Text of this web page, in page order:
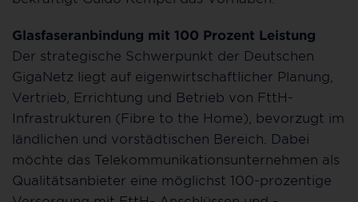
Glasfaseranbindung mit 100 Prozent Leistung
Der strategische Schwerpunkt der Deutschen
GigaNetz liegt auf eigenwirtschaftlicher Planung,
Vertrieb, Errichtung und Betrieb von FttH-
Infrastrukturen (Fibre to the Home), bevorzugt im
ländlichen und vorstädtischen Bereich. Dabei
möchte das Telekommunikationsunternehmen als
Qualitätsanbieter eine möglichst 100-prozentige